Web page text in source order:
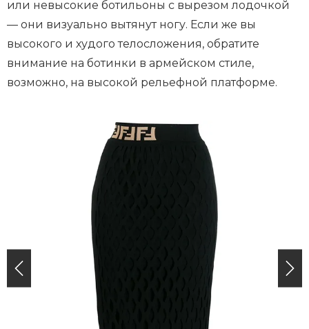
или невысокие ботильоны с вырезом лодочкой
— они визуально вытянут ногу. Если же вы
высокого и худого телосложения, обратите
внимание на ботинки в армейском стиле,
возможно, на высокой рельефной платформе.